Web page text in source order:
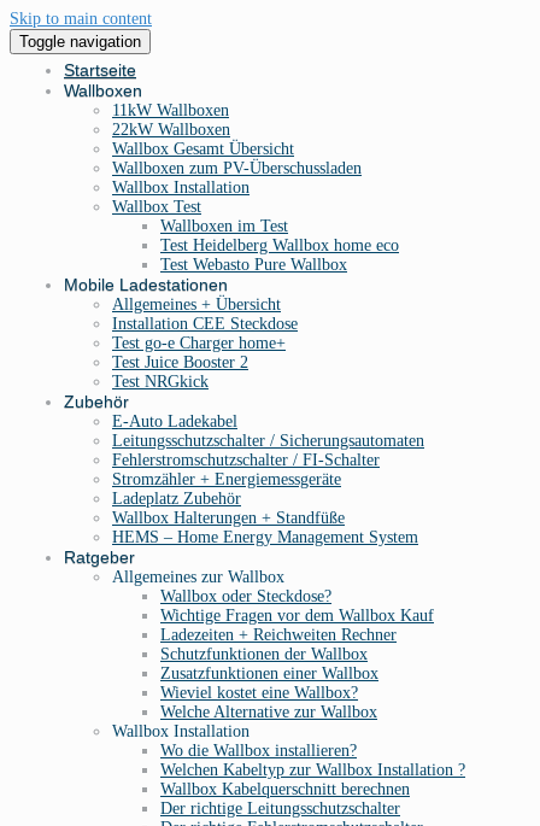
Skip to main content
Toggle navigation
Startseite
Wallboxen
11kW Wallboxen
22kW Wallboxen
Wallbox Gesamt Übersicht
Wallboxen zum PV-Überschussladen
Wallbox Installation
Wallbox Test
Wallboxen im Test
Test Heidelberg Wallbox home eco
Test Webasto Pure Wallbox
Mobile Ladestationen
Allgemeines + Übersicht
Installation CEE Steckdose
Test go-e Charger home+
Test Juice Booster 2
Test NRGkick
Zubehör
E-Auto Ladekabel
Leitungsschutzschalter / Sicherungsautomaten
Fehlerstromschutzschalter / FI-Schalter
Stromzähler + Energiemessgeräte
Ladeplatz Zubehör
Wallbox Halterungen + Standfüße
HEMS – Home Energy Management System
Ratgeber
Allgemeines zur Wallbox
Wallbox oder Steckdose?
Wichtige Fragen vor dem Wallbox Kauf
Ladezeiten + Reichweiten Rechner
Schutzfunktionen der Wallbox
Zusatzfunktionen einer Wallbox
Wieviel kostet eine Wallbox?
Welche Alternative zur Wallbox
Wallbox Installation
Wo die Wallbox installieren?
Welchen Kabeltyp zur Wallbox Installation ?
Wallbox Kabelquerschnitt berechnen
Der richtige Leitungsschutzschalter